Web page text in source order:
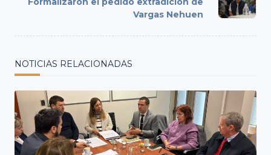
Vargas Nehuen
NOTICIAS RELACIONADAS